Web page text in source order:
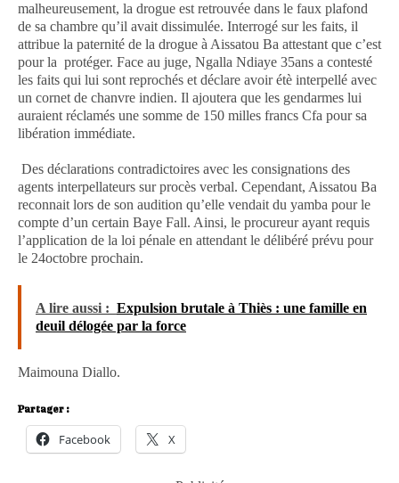
malheureusement, la drogue est retrouvée dans le faux plafond
de sa chambre qu’il avait dissimulée. Interrogé sur les faits, il
attribue la paternité de la drogue à Aissatou Ba attestant que c’est
pour la protéger. Face au juge, Ngalla Ndiaye 35ans a contesté
les faits qui lui sont reprochés et déclare avoir étè interpellé avec
un cornet de chanvre indien. Il ajoutera que les gendarmes lui
auraient réclamés une somme de 150 milles francs Cfa pour sa
libération immédiate.
Des déclarations contradictoires avec les consignations des
agents interpellateurs sur procès verbal. Cependant, Aissatou Ba
reconnait lors de son audition qu’elle vendait du yamba pour le
compte d’un certain Baye Fall. Ainsi, le procureur ayant requis
l’application de la loi pénale en attendant le délibéré prévu pour
le 24octobre prochain.
A lire aussi : Expulsion brutale à Thiès : une famille en
deuil délogée par la force
Maimouna Diallo.
Partager :
Facebook X